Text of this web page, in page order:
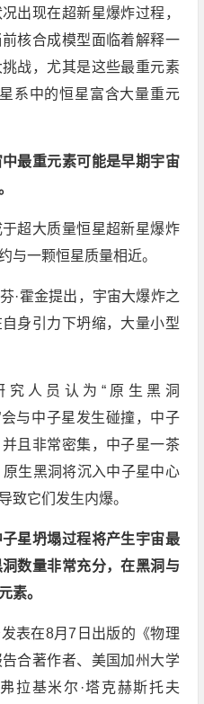
出现在超新星爆炸过程，
核合成模型面临着解释一
战，尤其是这些最重元素
系中的恒星富含大量重元
最重元素可能是早期宇宙
超大质量恒星超新星爆炸
与一颗恒星质量相近。
·霍金提出，宇宙大爆炸之
身引力下坍缩，大量小型
人员认为“原生黑洞
会与中子星发生碰撞，中子
且非常密集，中子星一茶
生黑洞将沉入中子星中心
致它们发生内爆。
星坍塌过程将产生宇宙最
数量非常充分，在黑洞与
素。
表在8月7日出版的《物理
合著作者、美国加州大学
拉基米尔·塔克赫斯托夫